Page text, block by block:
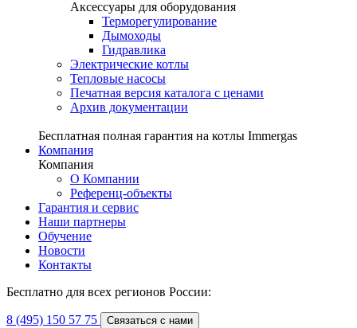
Аксессуары для оборудования
Терморегулирование
Дымоходы
Гидравлика
Электрические котлы
Тепловые насосы
Печатная версия каталога с ценами
Архив документации
Бесплатная полная гарантия на котлы Immergas
Компания
Компания
О Компании
Референц-объекты
Гарантия и сервис
Наши партнеры
Обучение
Новости
Контакты
Бесплатно для всех регионов России:
8 (495) 150 57 75 Связаться с нами